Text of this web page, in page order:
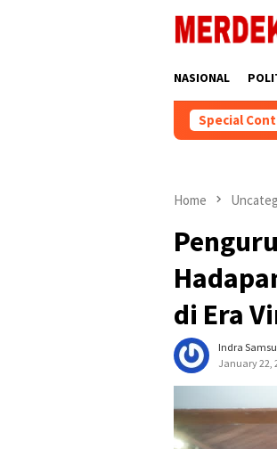
NASIONAL
Special
Kalsel Instruksikan Kader Partai
Home
di Era
Indra
January 22,